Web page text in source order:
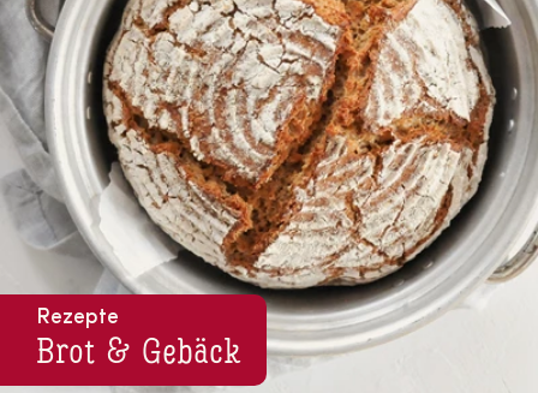
Rezepte
Brot & Gebäck